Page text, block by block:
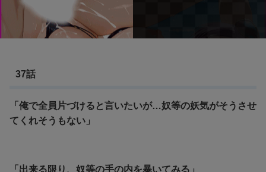
37話
「俺で全員片づけると言いたいが…奴等の妖気がそうさせ
てくれそうもない」
「出来る限り、奴等の手の内を暴いてみる」